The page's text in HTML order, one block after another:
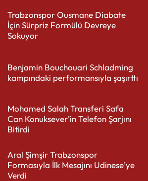
Trabzonspor Ousmane Diabate
İçin Sürpriz Formülü Devreye
Sokuyor
Benjamin Bouchouari Schladming
kampındaki performansıyla şaşırttı
Mohamed Salah Transferi Safa
Can Konuksever’in Telefon Şarjını
Bitirdi
Aral Şimşir Trabzonspor
Formasıyla İlk Mesajını Udinese’ye
Verdi